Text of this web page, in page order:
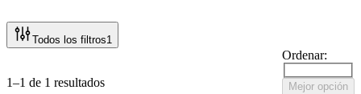
Todos los filtros1
1–1 de 1 resultados
Ordenar:
Mejor opción